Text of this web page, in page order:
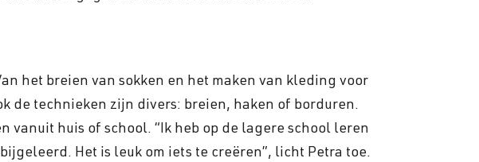
het breien van sokken en het maken van kleding voor
de technieken zijn divers: breien, haken of borduren.
huis of school. “Ik heb op de lagere school leren
Het is leuk om iets te creëren”, licht Petra toe.